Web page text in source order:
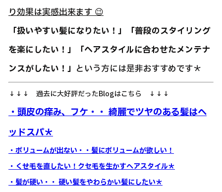
り効果は実感出来ます 😉
「扱いやすい髪になりたい！」「普段のスタイリング
を楽にしたい！」「ヘアスタイルに合わせたメンテナ
ンスがしたい！」 という方には是非おすすめです＊
↓↓↓ 過去に大好評だったBlogはこちら ↓↓↓
・頭皮の痒み、フケ・・ 綺麗でツヤのある髪はヘ
ッドスパ＊
・ボリュームが出ない・・髪にボリュームが欲しい！
・くせ毛を直したい！クセ毛を生かすヘアスタイル＊
・髪が硬い・・ 硬い髪をやわらかい髪にしたい＊